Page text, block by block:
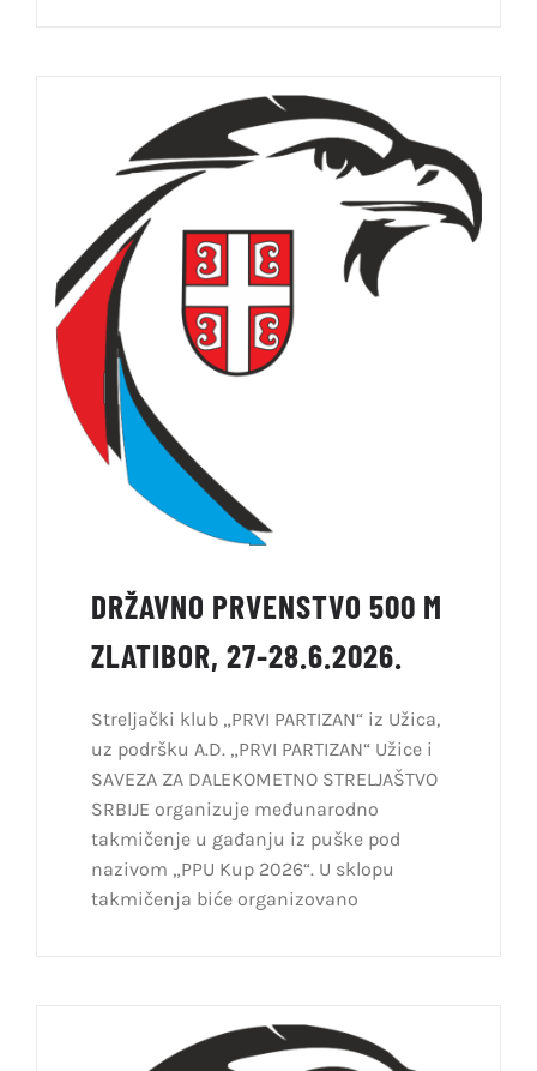
DRŽAVNO PRVENSTVO 500 M
ZLATIBOR, 27-28.6.2026.
Streljački klub „PRVI PARTIZAN“ iz Užica,
uz podršku A.D. „PRVI PARTIZAN“ Užice i
SAVEZA ZA DALEKOMETNO STRELJAŠTVO
SRBIJE organizuje međunarodno
takmičenje u gađanju iz puške pod
nazivom „PPU Kup 2026“. U sklopu
takmičenja biće organizovano